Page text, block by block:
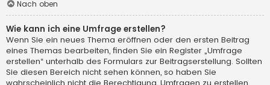
Nach oben
Wie kann ich eine Umfrage erstellen?
Wenn Sie ein neues Thema eröffnen oder den ersten Beitrag
eines Themas bearbeiten, finden Sie ein Register „Umfrage
erstellen“ unterhalb des Formulars zur Beitragserstellung. Sollten
Sie diesen Bereich nicht sehen können, so haben Sie